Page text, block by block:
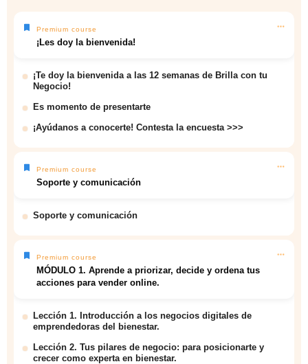
Premium course
¡Les doy la bienvenida!
¡Te doy la bienvenida a las 12 semanas de Brilla con tu
Negocio!
Es momento de presentarte
¡Ayúdanos a conocerte! Contesta la encuesta >>>
Premium course
Soporte y comunicación
Soporte y comunicación
Premium course
MÓDULO 1. Aprende a priorizar, decide y ordena tus
acciones para vender online.
Lección 1. Introducción a los negocios digitales de
emprendedoras del bienestar.
Lección 2. Tus pilares de negocio: para posicionarte y
crecer como experta en bienestar.